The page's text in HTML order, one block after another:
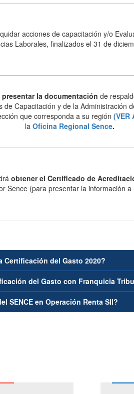
acciones de capacitación y/o
Laborales, finalizados el 31 de
la documentación de
de Capacitación y de la Administración
que corresponda a su región (VER
la Oficina Regional Sence.
obtener el Certificado de
Sence (para presentar la información a
Certificación del Gasto 2020?
del Gasto con Franquicia
SENCE en Operación Renta SII?